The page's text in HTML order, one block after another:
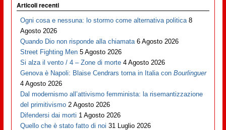
Articoli recenti
Ogni cosa e nessuna: lo stormo come alternativa politica 8
Agosto 2026
Quando Dio non risponde alla chiamata 6 Agosto 2026
Street Fighting Men 5 Agosto 2026
Si alza il vento / 4 – Zone di morte 4 Agosto 2026
Genova è Napoli: Blaise Cendrars torna in Italia conBourlinguer
4 Agosto 2026
Dal modernismo all’attivismo femminista: la risemantizzazione
del primitivismo 2 Agosto 2026
Difendersi dai morti 1 Agosto 2026
Quello che è stato fatto di noi 31 Luglio 2026